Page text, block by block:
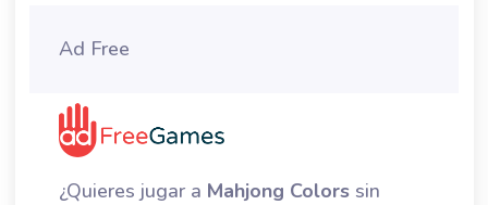
Ad Free
¿Quieres jugar a Mahjong Colors sin